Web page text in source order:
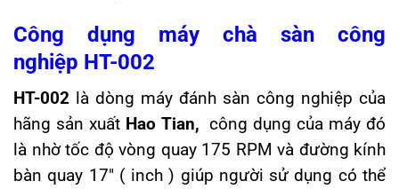
Công dụng máy chà sàn công
nghiệp HT-002
HT-002 là dòng máy đánh sàn công nghiệp của
hãng sản xuất Hao Tian, công dụng của máy đó
là nhờ tốc độ vòng quay 175 RPM và đường kính
bàn quay 17″ ( inch ) giúp người sử dụng có thể